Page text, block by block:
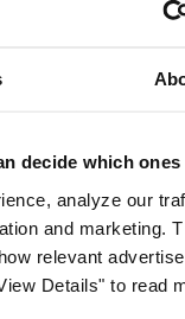
decide which ones
analyze our
and marketing.
relevant
Details" to read